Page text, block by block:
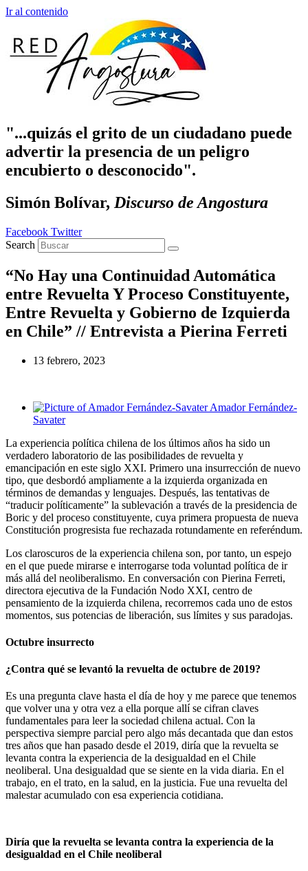
Ir al contenido
"...quizás el grito de un ciudadano puede
advertir la presencia de un peligro
encubierto o desconocido".
Simón Bolívar, Discurso de Angostura
Facebook Twitter
Search
“No Hay una Continuidad Automática
entre Revuelta Y Proceso Constituyente,
Entre Revuelta y Gobierno de Izquierda
en Chile” // Entrevista a Pierina Ferreti
13 febrero, 2023
Amador Fernández-
Savater
La experiencia política chilena de los últimos años ha sido un
verdadero laboratorio de las posibilidades de revuelta y
emancipación en este siglo XXI. Primero una insurrección de nuevo
tipo, que desbordó ampliamente a la izquierda organizada en
términos de demandas y lenguajes. Después, las tentativas de
“traducir políticamente” la sublevación a través de la presidencia de
Boric y del proceso constituyente, cuya primera propuesta de nueva
Constitución progresista fue rechazada rotundamente en referéndum.
Los claroscuros de la experiencia chilena son, por tanto, un espejo
en el que puede mirarse e interrogarse toda voluntad política de ir
más allá del neoliberalismo. En conversación con Pierina Ferreti,
directora ejecutiva de la Fundación Nodo XXI, centro de
pensamiento de la izquierda chilena, recorremos cada uno de estos
momentos, sus potencias de liberación, sus límites y sus paradojas.
Octubre insurrecto
¿Contra qué se levantó la revuelta de octubre de 2019?
Es una pregunta clave hasta el día de hoy y me parece que tenemos
que volver una y otra vez a ella porque allí se cifran claves
fundamentales para leer la sociedad chilena actual. Con la
perspectiva siempre parcial pero algo más decantada que dan estos
tres años que han pasado desde el 2019, diría que la revuelta se
levanta contra la experiencia de la desigualdad en el Chile
neoliberal. Una desigualdad que se siente en la vida diaria. En el
trabajo, en el trato, en la salud, en la justicia. Fue una revuelta del
malestar acumulado con esa experiencia cotidiana.
Diría que la revuelta se levanta contra la experiencia de la
desigualdad en el Chile neoliberal